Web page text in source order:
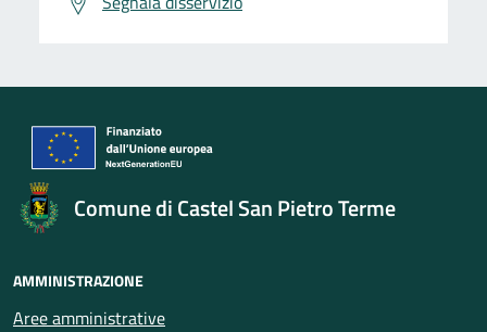
Comune di Castel San Pietro Terme
AMMINISTRAZIONE
Aree amministrative